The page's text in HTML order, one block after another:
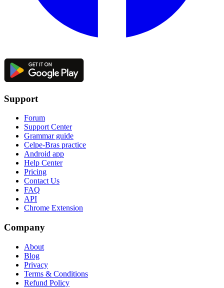
Support
Forum
Support Center
Grammar guide
Celpe-Bras practice
Android app
Help Center
Pricing
Contact Us
FAQ
API
Chrome Extension
Company
About
Blog
Privacy
Terms & Conditions
Refund Policy